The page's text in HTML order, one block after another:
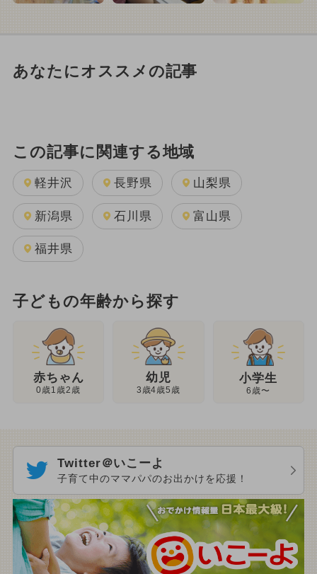
あなたにオススメの記事
この記事に関連する地域
軽井沢 長野県 山梨県
新潟県 石川県 富山県
福井県
子どもの年齢から探す
赤ちゃん
0歳1歳2歳
幼児
3歳4歳5歳
小学生
6歳〜
Twitter＠いこーよ
子育て中のママパパのお出かけを応援！